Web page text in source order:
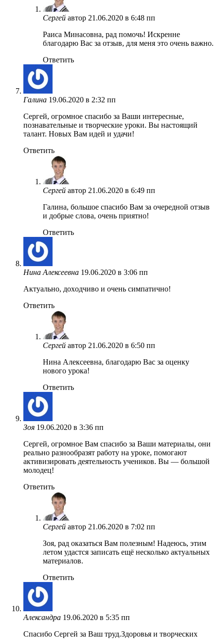
Сергей автор 21.06.2020 в 6:48 пп
Раиса Минасовна, рад помочь! Искренне
благодарю Вас за отзыв, для меня это очень важно.
Ответить
Галина 19.06.2020 в 2:32 пп
Сергей, огромное спасибо за Ваши интересные,
познавательные и творческие уроки. Вы настоящий
талант. Новых Вам идей и удачи!
Ответить
Сергей автор 21.06.2020 в 6:49 пп
Галина, большое спасибо Вам за очередной отзыв
и добрые слова, очень приятно!
Ответить
Нина Алексеевна 19.06.2020 в 3:06 пп
Актуально, доxодчиво и очень симпатично!
Ответить
Сергей автор 21.06.2020 в 6:50 пп
Нина Алексеевна, благодарю Вас за оценку
нового урока!
Ответить
Зоя 19.06.2020 в 3:36 пп
Сергей, огромное Вам спасибо за Ваши материалы, они
реально разнообразят работу на уроке, помогают
активизировать деятельность учеников. Вы — большой
молодец!
Ответить
Сергей автор 21.06.2020 в 7:02 пп
Зоя, рад оказаться Вам полезным! Надеюсь, этим
летом удастся записать ещё несколько актуальных
материалов.
Ответить
Александра 19.06.2020 в 5:35 пп
Спасибо Сергей за Ваш труд.Здоровья и творческих